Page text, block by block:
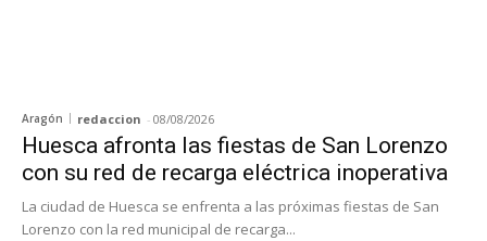
Aragón redaccion - 08/08/2026
Huesca afronta las fiestas de San Lorenzo
con su red de recarga eléctrica inoperativa
La ciudad de Huesca se enfrenta a las próximas fiestas de San
Lorenzo con la red municipal de recarga...